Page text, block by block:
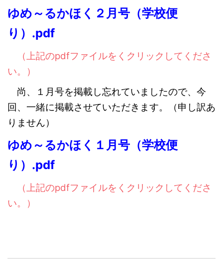
ゆめ～るかほく２月号（学校便
り）.pdf
（上記のpdfファイルをくクリックしてくださ
い。）
尚、１月号を掲載し忘れていましたので、今
回、一緒に掲載させていただきます。（申し訳あ
りません）
ゆめ～るかほく１月号（学校便
り）.pdf
（上記のpdfファイルをくクリックしてくださ
い。）